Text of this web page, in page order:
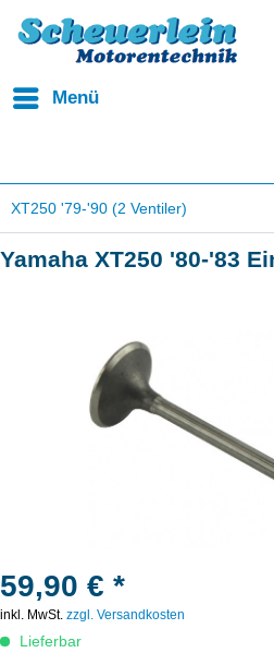
Menü
XT250 '79-'90 (2 Ventiler)
Yamaha XT250 '80-'83
59,90 € *
inkl. MwSt. zzgl. Versandkosten
Lieferbar